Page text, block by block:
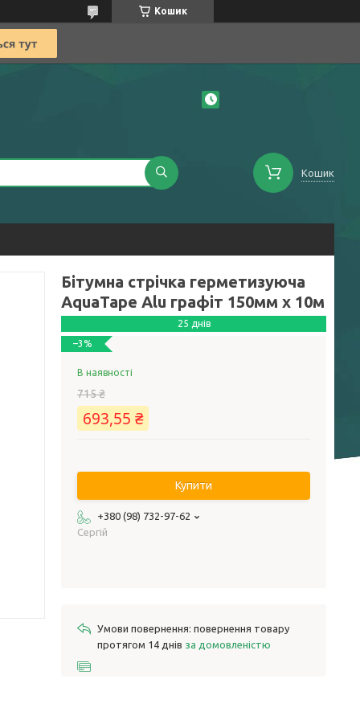
Кошик
Кошик
Бітумна стрічка герметизуюча
AquaTape Alu графіт 150мм х 10м
25 днів
–3%
В наявності
715 ₴
693,55 ₴
Купити
+380 (98) 732-97-62
Сергій
повернення товару
протягом 14 днів за домовленістю